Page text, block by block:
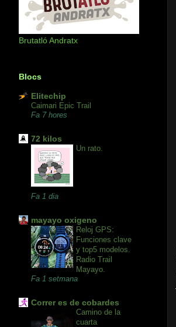
Brutatló Andratx
Blocs
Elitechip
Caimari Epic Trail
Fa 7 hores
72 kilos
Un rato.
Fa 1 dia
mayayo oxigeno
Reloj GPS:
Funciones clave
y top5 modelos.
Radio Trail
Mayayo.
Fa 1 setmana
Correr es de cobardes
Camino de la
cuarta